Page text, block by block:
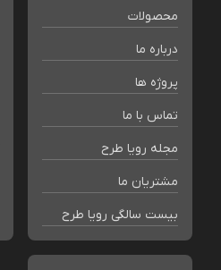
محصولات
درباره ما
پروژه ها
تماس با ما
مجله رویا طرح
مشتریان ما
بیست سالگی رویا طرح